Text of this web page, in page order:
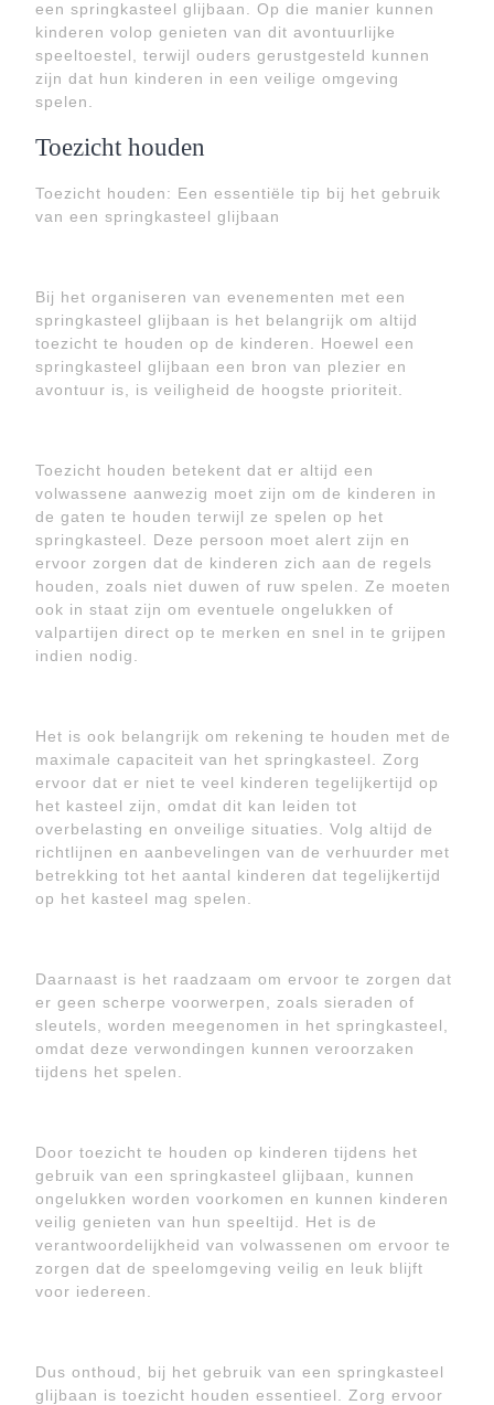
een springkasteel glijbaan. Op die manier kunnen
kinderen volop genieten van dit avontuurlijke
speeltoestel, terwijl ouders gerustgesteld kunnen
zijn dat hun kinderen in een veilige omgeving
spelen.
Toezicht houden
Toezicht houden: Een essentiële tip bij het gebruik
van een springkasteel glijbaan
Bij het organiseren van evenementen met een
springkasteel glijbaan is het belangrijk om altijd
toezicht te houden op de kinderen. Hoewel een
springkasteel glijbaan een bron van plezier en
avontuur is, is veiligheid de hoogste prioriteit.
Toezicht houden betekent dat er altijd een
volwassene aanwezig moet zijn om de kinderen in
de gaten te houden terwijl ze spelen op het
springkasteel. Deze persoon moet alert zijn en
ervoor zorgen dat de kinderen zich aan de regels
houden, zoals niet duwen of ruw spelen. Ze moeten
ook in staat zijn om eventuele ongelukken of
valpartijen direct op te merken en snel in te grijpen
indien nodig.
Het is ook belangrijk om rekening te houden met de
maximale capaciteit van het springkasteel. Zorg
ervoor dat er niet te veel kinderen tegelijkertijd op
het kasteel zijn, omdat dit kan leiden tot
overbelasting en onveilige situaties. Volg altijd de
richtlijnen en aanbevelingen van de verhuurder met
betrekking tot het aantal kinderen dat tegelijkertijd
op het kasteel mag spelen.
Daarnaast is het raadzaam om ervoor te zorgen dat
er geen scherpe voorwerpen, zoals sieraden of
sleutels, worden meegenomen in het springkasteel,
omdat deze verwondingen kunnen veroorzaken
tijdens het spelen.
Door toezicht te houden op kinderen tijdens het
gebruik van een springkasteel glijbaan, kunnen
ongelukken worden voorkomen en kunnen kinderen
veilig genieten van hun speeltijd. Het is de
verantwoordelijkheid van volwassenen om ervoor te
zorgen dat de speelomgeving veilig en leuk blijft
voor iedereen.
Dus onthoud, bij het gebruik van een springkasteel
glijbaan is toezicht houden essentieel. Zorg ervoor